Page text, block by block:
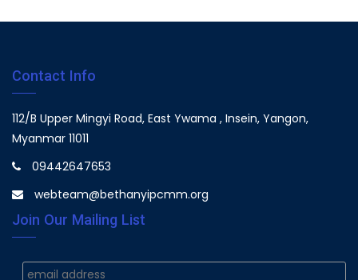
Contact Info
112/B Upper Mingyi Road, East Ywama , Insein, Yangon,
Myanmar 11011
09442647653
webteam@bethanyipcmm.org
Join Our Mailing List